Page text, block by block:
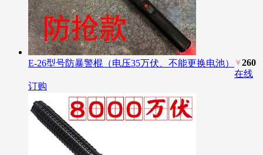
E-26型号防暴警棍（电压35万伏、不能更换电池） ￥ 260
在线
订购